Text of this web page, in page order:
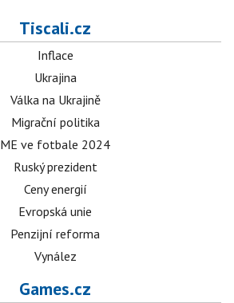
Tiscali.cz
Inflace
Ukrajina
Válka na Ukrajině
Migrační politika
ME ve fotbale 2024
Ruský prezident
Ceny energií
Evropská unie
Penzijní reforma
Vynález
Games.cz